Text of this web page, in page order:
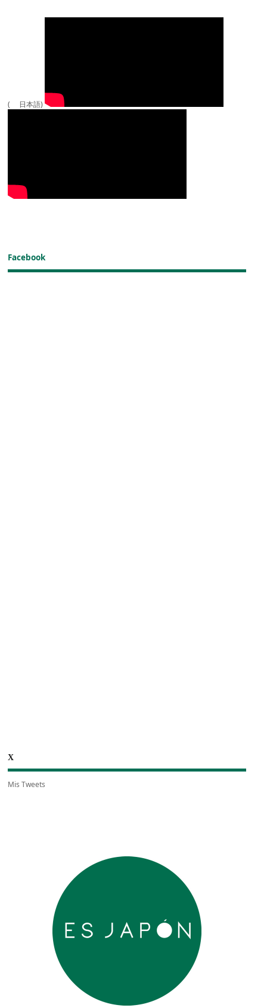
( 日本語)
Facebook
X
Mis Tweets